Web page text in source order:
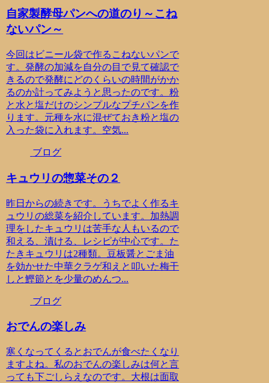
自家製酵母パンへの道のり～こね
ないパン～
今回はビニール袋で作るこねないパンで
す。発酵の加減を自分の目で見て確認で
きるので発酵にどのくらいの時間がかか
るのか計ってみようと思ったのです。粉
と水と塩だけのシンプルなプチパンを作
ります。元種を水に混ぜておき粉と塩の
入った袋に入れます。空気...
ブログ
キュウリの惣菜その２
昨日からの続きです。うちでよく作るキ
ュウリの総菜を紹介しています。加熱調
理をしたキュウリは苦手な人もいるので
和える、漬ける、レシピが中心です。た
たきキュウリは2種類。豆板醤とごま油
を効かせた中華クラゲ和えと叩いた梅干
しと鰹節とを少量のめんつ...
ブログ
おでんの楽しみ
寒くなってくるとおでんが食べたくなり
ますよね。私のおでんの楽しみは何と言
っても下ごしらえなのです。大根は面取